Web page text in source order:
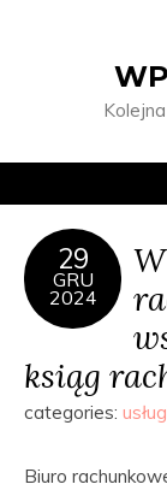
29
GRU
2024
ksiąg
categories:
Biuro